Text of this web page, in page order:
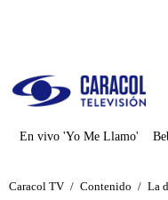
En vivo 'Yo Me Llamo'
Caracol TV / Contenido / La